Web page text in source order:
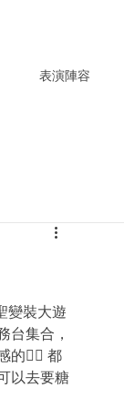
表演陣容
變裝大遊
台集合，
的🧝‍♀ 都
以去要糖